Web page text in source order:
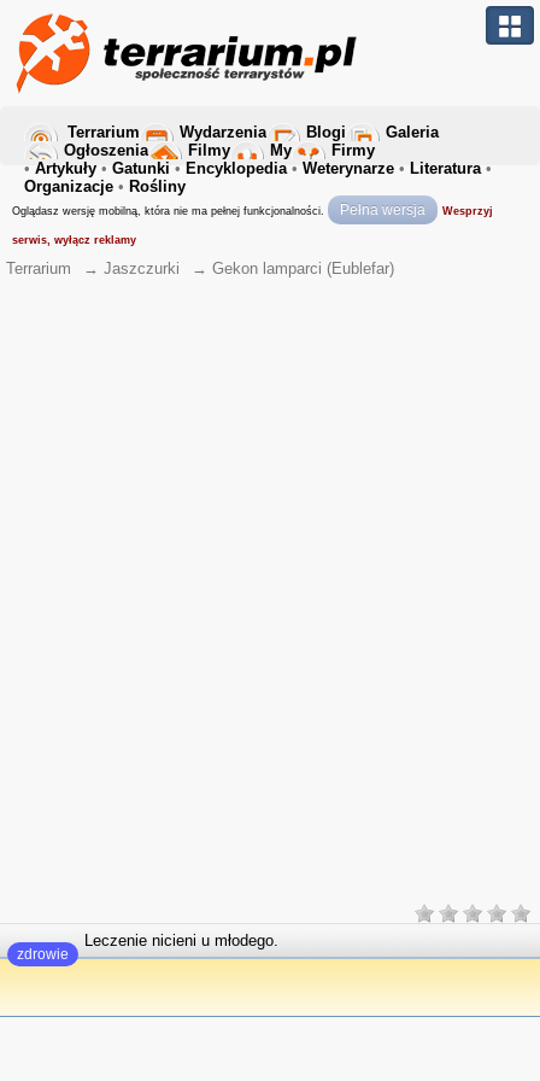
Terrarium Wydarzenia Blogi
Galeria
Ogłoszenia
Filmy My
Firmy
• Artykuły • Gatunki • Encyklopedia• Weterynarze • Literatura•
Organizacje • Rośliny
Oglądasz wersję mobilną, która nie ma pełnej funkcjonalności. Pełna wersja Wesprzyj
serwis, wyłącz reklamy
Terrarium → Jaszczurki → Gekon lamparci (Eublefar)
zdrowie
Leczenie nicieni u młodego.